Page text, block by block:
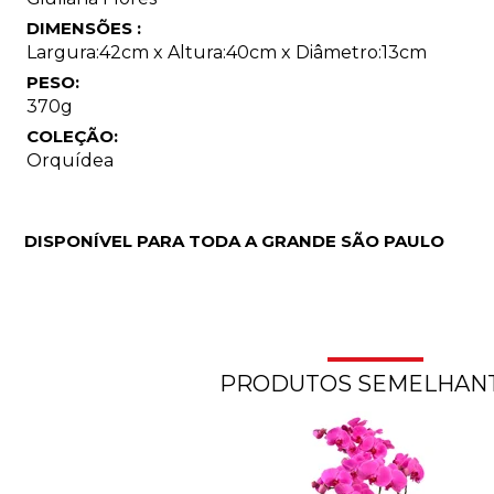
DIMENSÕES :
Largura:42cm x Altura:40cm x Diâmetro:13cm
PESO:
370g
COLEÇÃO:
Orquídea
DISPONÍVEL PARA TODA A GRANDE SÃO PAULO
PRODUTOS